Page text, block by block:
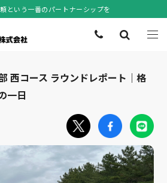
という一番のパートナーシップを
西コース ラウンドレポート｜格
一日